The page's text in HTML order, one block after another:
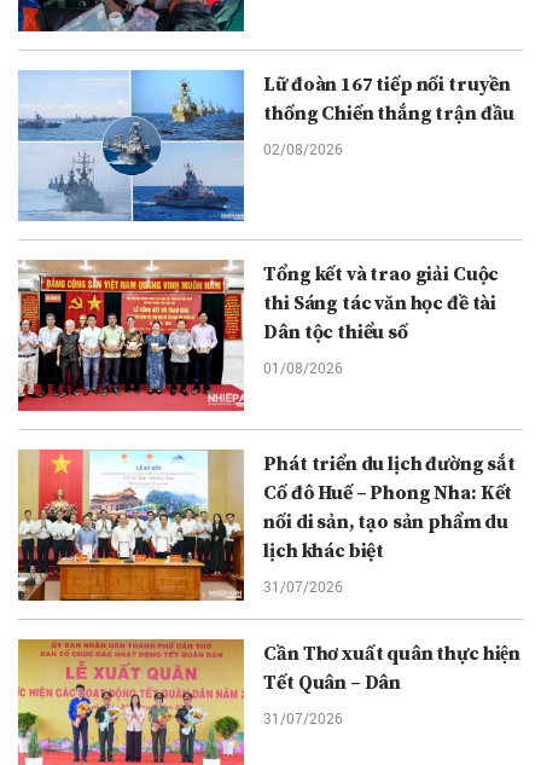
Lữ đoàn 167 tiếp nối truyền
thống Chiến thắng trận đầu
02/08/2026
Tổng kết và trao giải Cuộc
thi Sáng tác văn học đề tài
Dân tộc thiểu số
01/08/2026
Phát triển du lịch đường sắt
Cố đô Huế – Phong Nha: Kết
nối di sản, tạo sản phẩm du
lịch khác biệt
31/07/2026
Cần Thơ xuất quân thực hiện
Tết Quân – Dân
31/07/2026